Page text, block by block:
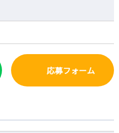
応募フォーム